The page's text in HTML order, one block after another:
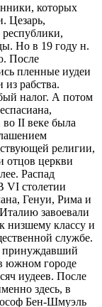
которых
Цезарь,
Но в 19 году н.
После
пленные иудеи
рабства.
налог. А потом
II веке была
религии,
отцов церкви
Распад
VI столетии
Генуи, Рима и
завоевали
низшему классу и
службе.
принуждавший
южном городе
иудеев. После
здесь, в
Бен-Шмуэль